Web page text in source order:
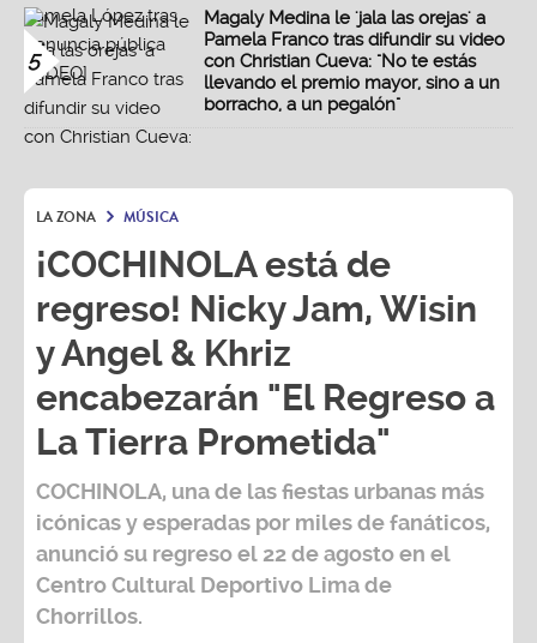
5
Magaly Medina le 'jala las orejas' a
Pamela Franco tras difundir su video
con Christian Cueva: "No te estás
llevando el premio mayor, sino a un
borracho, a un pegalón"
LA ZONA MÚSICA
¡COCHINOLA está de
regreso! Nicky Jam, Wisin
y Angel & Khriz
encabezarán "El Regreso a
La Tierra Prometida"
COCHINOLA, una de las fiestas urbanas más
icónicas y esperadas por miles de fanáticos,
anunció su regreso el 22 de agosto en el
Centro Cultural Deportivo Lima de
Chorrillos.